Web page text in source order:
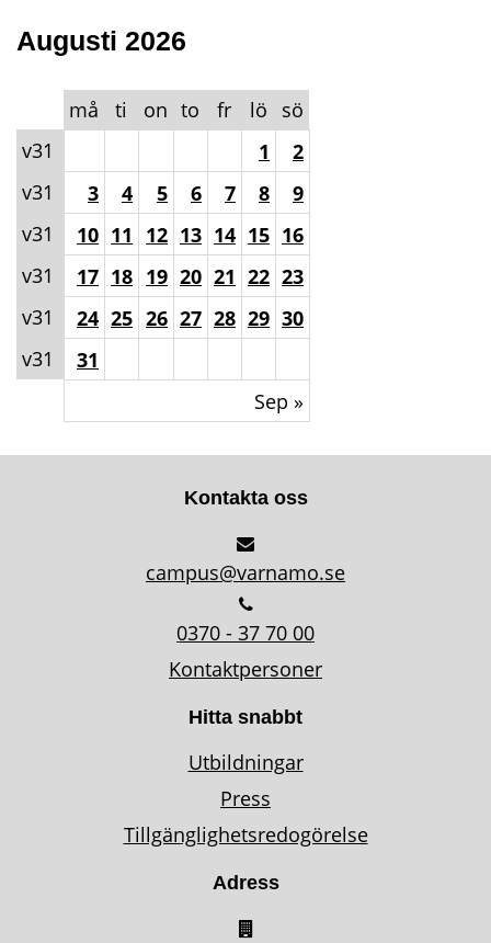
Augusti 2026
må ti on to fr lö
sö
v31
1
2
v31
3 4 5 6 7 8
9
v31
10 11 12 13 14 15 16
v31
17 18 19 20 21 22 23
v31
24 25 26 27 28 29 30
v31
31
Sep »
Kontakta oss
campus@varnamo.se
0370 - 37 70 00
Kontaktpersoner
Hitta snabbt
Utbildningar
Press
Tillgänglighetsredogörelse
Adress